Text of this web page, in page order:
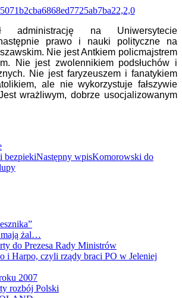
administrację na Uniwersytecie
prawo i nauki polityczne na
Nie jest Antkiem policmajstrem
Nie jest zwolennikiem podsłuchów i
Nie jest faryzeuszem i fanatykiem
ale nie wykorzystuje fałszywie
wrażliwym, dobrze usocjalizowanym
bezpiekiNastępny wpisKomorowski do
mają żal…
do Prezesa Rady Ministrów
i Harpo, czyli rządy braci PO w Jeleniej
2007
rozbój Polski